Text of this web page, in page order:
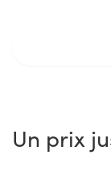
Un prix